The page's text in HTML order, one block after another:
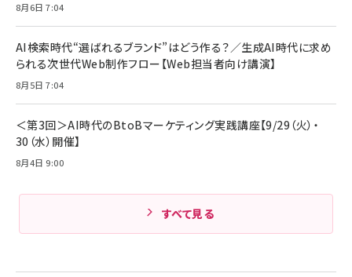
8月6日 7:04
AI検索時代“選ばれるブランド”はどう作る？／生成AI時代に求め
られる次世代Web制作フロー【Web担当者向け講演】
8月5日 7:04
＜第3回＞AI時代のBtoBマーケティング実践講座【9/29（火）・
30（水）開催】
8月4日 9:00
すべて見る